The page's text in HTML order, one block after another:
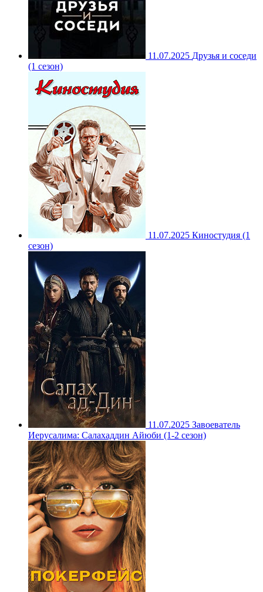
11.07.2025 Друзья и соседи
(1 сезон)
11.07.2025 Киностудия (1
сезон)
11.07.2025 Завоеватель
Иерусалима: Салахаддин Айюби (1-2 сезон)